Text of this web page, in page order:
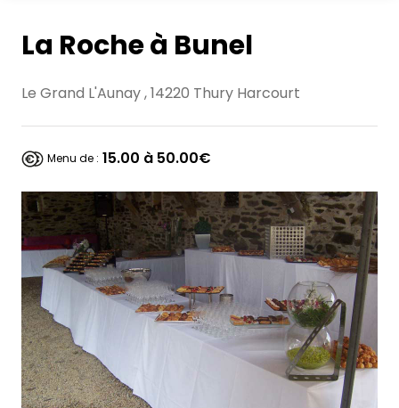
La Roche à Bunel
Le Grand L'Aunay , 14220 Thury Harcourt
Menu de : 15.00 à 50.00€